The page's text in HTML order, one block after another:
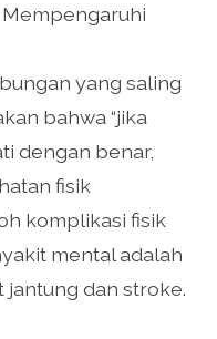
Mempengaruhi
yang saling
bahwa “jika
dengan benar,
fisik
komplikasi fisik
mental adalah
dan stroke.